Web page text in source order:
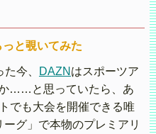
と覗いてみた
今、 DAZN はスポーツア
……と思っていたら、あ
でも大会を開催できる唯
グ」で本物のプレミアリ